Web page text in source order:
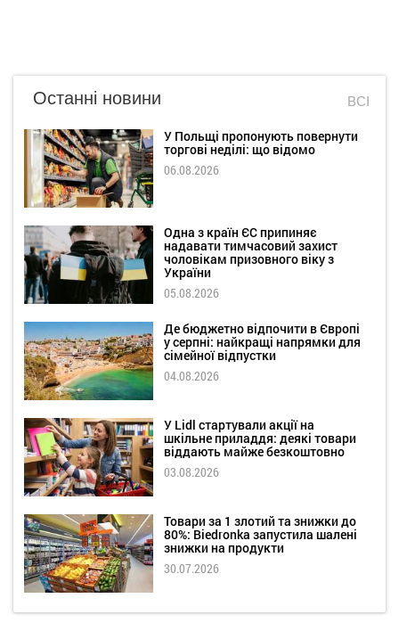
Останні новини ВСІ
У Польщі пропонують повернути
торгові неділі: що відомо
06.08.2026
Одна з країн ЄС припиняє
надавати тимчасовий захист
чоловікам призовного віку з
України
05.08.2026
Де бюджетно відпочити в Європі
у серпні: найкращі напрямки для
сімейної відпустки
04.08.2026
У Lidl стартували акції на
шкільне приладдя: деякі товари
віддають майже безкоштовно
03.08.2026
Товари за 1 злотий та знижки до
80%: Biedronka запустила шалені
знижки на продукти
30.07.2026